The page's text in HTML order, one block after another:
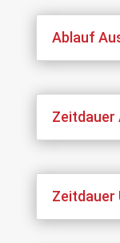
Ablauf
Zeitdauer
Zeitdauer